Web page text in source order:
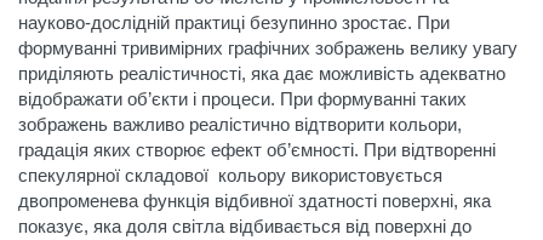
науково-дослідній практиці безупинно зростає. При
формуванні тривимірних графічних зображень велику увагу
приділяють реалістичності, яка дає можливість адекватно
відображати об’єкти і процеси. При формуванні таких
зображень важливо реалістично відтворити кольори,
градація яких створює ефект об’ємності. При відтворенні
спекулярної складової кольору використовується
двопроменева функція відбивної здатності поверхні, яка
показує, яка доля світла відбивається від поверхні до